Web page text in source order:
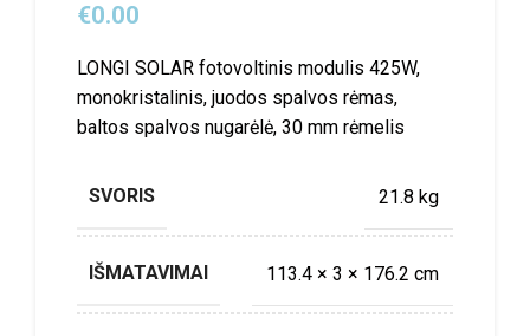
€0.00
LONGI SOLAR fotovoltinis modulis 425W,
monokristalinis, juodos spalvos rėmas,
baltos spalvos nugarėlė, 30 mm rėmelis
SVORIS 21.8 kg
IŠMATAVIMAI 113.4 × 3 × 176.2 cm